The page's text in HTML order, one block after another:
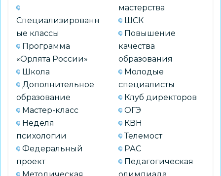
Специализированн
ые классы
Программа
«Орлята России»
Школа
Дополнительное
образование
Мастер-класс
Неделя
психологии
Федеральный
проект
Методическая
мастерства
ШСК
Повышение
качества
образования
Молодые
специалисты
Клуб директоров
ОГЭ
КВН
Телемост
РАС
Педагогическая
олимпиада